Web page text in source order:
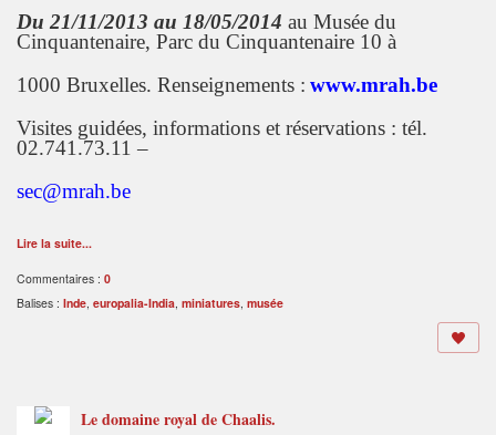
Du 21/11/2013 au 18/05/2014 au Musée du
Cinquantenaire, Parc du Cinquantenaire 10 à
1000 Bruxelles. Renseignements : www.mrah.be
Visites guidées, informations et réservations : tél.
02.741.73.11 –
sec@mrah.be
Lire la suite...
Commentaires : 0
Balises : Inde, europalia-India, miniatures, musée
Le domaine royal de Chaalis.